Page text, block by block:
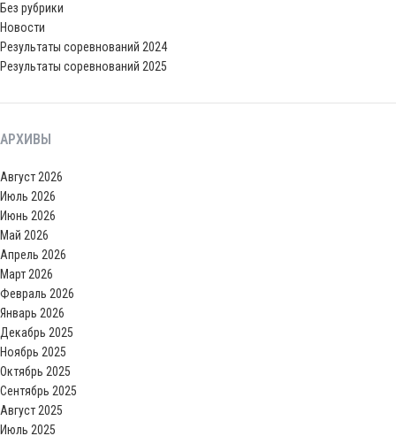
Без рубрики
Новости
Результаты соревнований 2024
Результаты соревнований 2025
АРХИВЫ
Август 2026
Июль 2026
Июнь 2026
Май 2026
Апрель 2026
Март 2026
Февраль 2026
Январь 2026
Декабрь 2025
Ноябрь 2025
Октябрь 2025
Сентябрь 2025
Август 2025
Июль 2025